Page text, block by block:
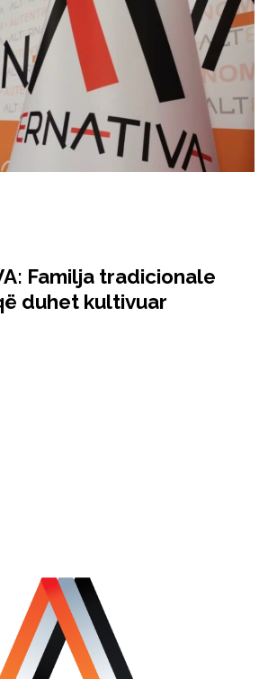
Familja tradicionale
duhet kultivuar